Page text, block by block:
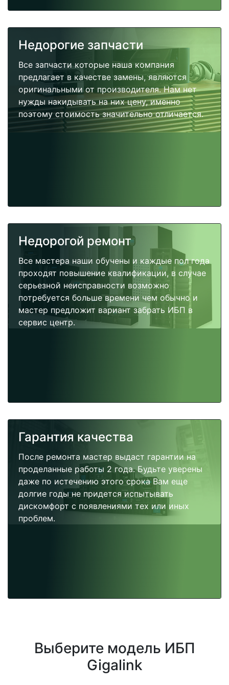
Недорогие запчасти
Все запчасти которые наша компания
предлагает в качестве замены, являются
оригинальными от производителя. Нам нет
нужды накидывать на них цену, именно
поэтому стоимость значительно отличается.
Недорогой ремонт
Все мастера наши обучены и каждые пол года
проходят повышение квалификации, в случае
серьезной неисправности возможно
потребуется больше времени чем обычно и
мастер предложит вариант забрать ИБП в
сервис центр.
Гарантия качества
После ремонта мастер выдаст гарантии на
проделанные работы 2 года. Будьте уверены
даже по истечению этого срока Вам еще
долгие годы не придется испытывать
дискомфорт с появлениями тех или иных
проблем.
Выберите модель ИБП
Gigalink